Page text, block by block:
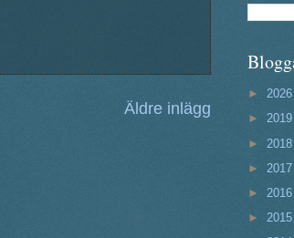
Äldre inlägg
► 2026
► 2019
► 2018
► 2017
► 2016
► 2015